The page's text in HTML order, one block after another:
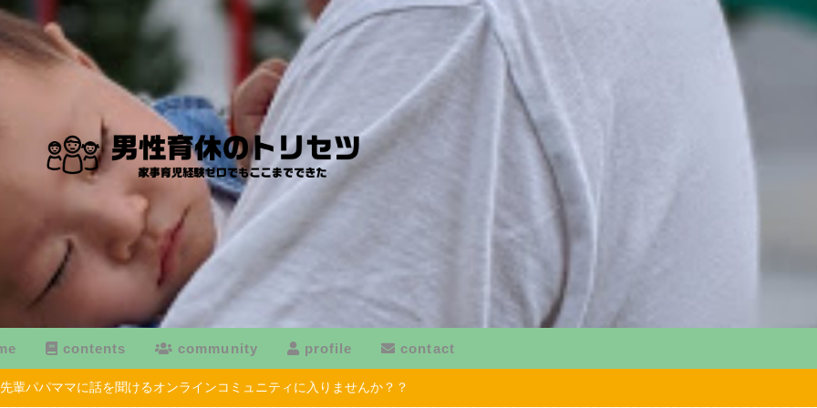
contents community profile contact
先輩パパママに話を聞けるオンラインコミュニティに入りませんか？？